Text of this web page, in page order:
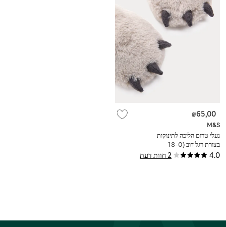
4.0 2 חוות דעת
M&S
נעלי טרום הליכה לתינוקות
בצורת רגל דוב (0-‏18
חודשים)
₪65,00